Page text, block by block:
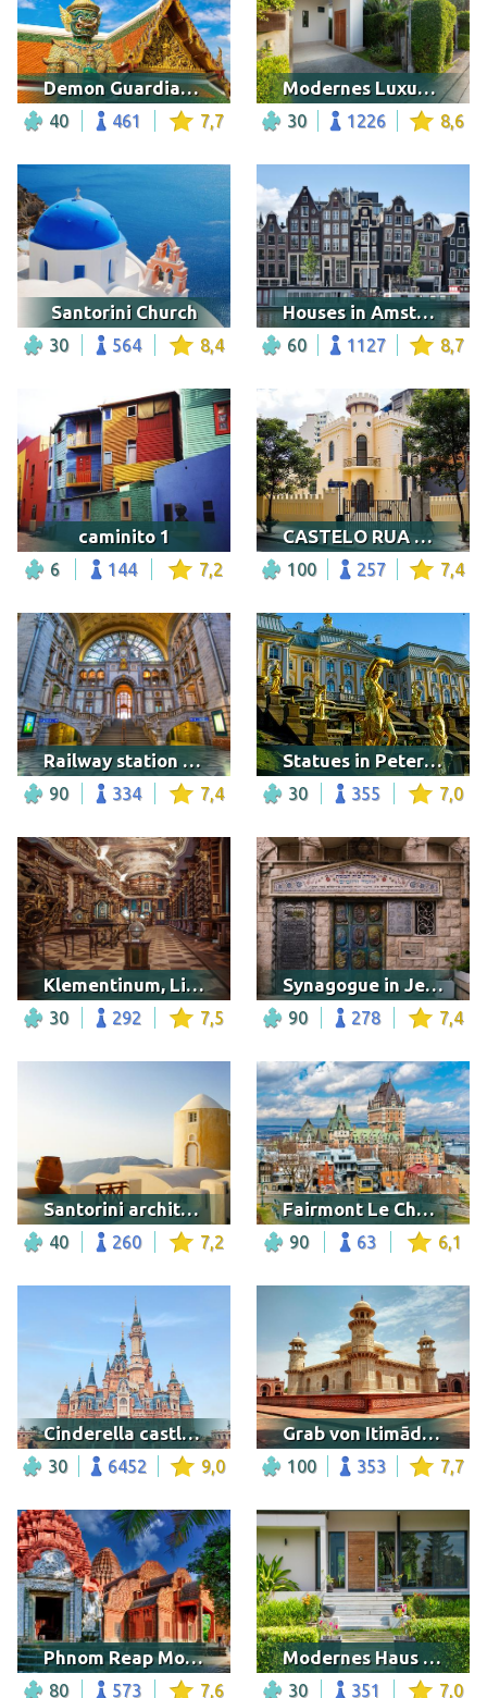
Demon Guardian, Bangkok
40 461 7,7
Modernes Luxushaus
30 1226 8,6
Santorini Church
30 564 8,4
Houses in Amsterdam
60 1127 8,7
caminito 1
6 144 7,2
CASTELO RUA APA
100 257 7,4
Railway station of Antwerp
90 334 7,4
Statues in Peterhof Palace
30 355 7,0
Klementinum, Library of Science, geometry and astronomy
30 292 7,5
Synagogue in Jerusalem
90 278 7,4
Santorini architecture
40 260 7,2
Fairmont Le Château Frontenac, Quebec
90 63 6,1
Cinderella castle in Shanghai
30 6452 9,0
Grab von Itimād-ud-Daulah, Agra
100 353 7,7
Phnom Reap Monastery
80 573 7,6
Modernes Haus mit Garten
30 351 7,0